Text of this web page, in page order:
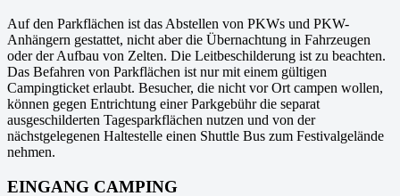
Auf den Parkflächen ist das Abstellen von PKWs und PKW-
Anhängern gestattet, nicht aber die Übernachtung in Fahrzeugen
oder der Aufbau von Zelten. Die Leitbeschilderung ist zu beachten.
Das Befahren von Parkflächen ist nur mit einem gültigen
Campingticket erlaubt. Besucher, die nicht vor Ort campen wollen,
können gegen Entrichtung einer Parkgebühr die separat
ausgeschilderten Tagesparkflächen nutzen und von der
nächstgelegenen Haltestelle einen Shuttle Bus zum Festivalgelände
nehmen.
EINGANG CAMPING